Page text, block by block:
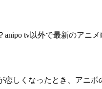
tv以外で最新のアニ
恋しくなったとき、アニポ